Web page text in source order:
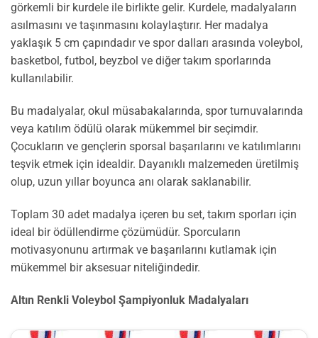
görkemli bir kurdele ile birlikte gelir. Kurdele, madalyaların
asılmasını ve taşınmasını kolaylaştırır. Her madalya
yaklaşık 5 cm çapındadır ve spor dalları arasında voleybol,
basketbol, futbol, beyzbol ve diğer takım sporlarında
kullanılabilir.
Bu madalyalar, okul müsabakalarında, spor turnuvalarında
veya katılım ödülü olarak mükemmel bir seçimdir.
Çocukların ve gençlerin sporsal başarılarını ve katılımlarını
teşvik etmek için idealdir. Dayanıklı malzemeden üretilmiş
olup, uzun yıllar boyunca anı olarak saklanabilir.
Toplam 30 adet madalya içeren bu set, takım sporları için
ideal bir ödüllendirme çözümüdür. Sporcuların
motivasyonunu artırmak ve başarılarını kutlamak için
mükemmel bir aksesuar niteliğindedir.
Altın Renkli Voleybol Şampiyonluk Madalyaları